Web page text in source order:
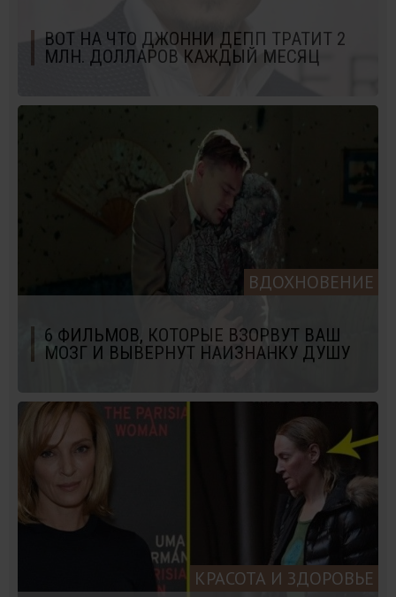
ВОТ НА ЧТО ДЖОННИ ДЕПП ТРАТИТ 2
МЛН. ДОЛЛАРОВ КАЖДЫЙ МЕСЯЦ
ВДОХНОВЕНИЕ
6 ФИЛЬМОВ, КОТОРЫЕ ВЗОРВУТ ВАШ
МОЗГ И ВЫВЕРНУТ НАИЗНАНКУ ДУШУ
КРАСОТА И ЗДОРОВЬЕ